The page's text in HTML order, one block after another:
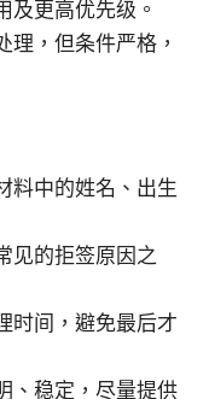
及更高优先级。
理，但条件严格，
料中的姓名、出生
见的拒签原因之
时间，避免最后才
、稳定，尽量提供